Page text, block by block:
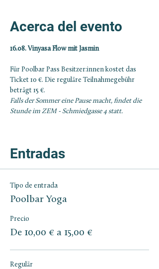
Acerca del evento
16.08. Vinyasa Flow mit Jasmin
Für Poolbar Pass Besitzer:innen kostet das
Ticket 10 €. Die reguläre Teilnahmegebühr
beträgt 15 €.
Falls der Sommer eine Pause macht, findet die
Stunde im ZEM - Schmiedgasse 4 statt.
Entradas
Tipo de entrada
Poolbar Yoga
Precio
De 10,00 € a 15,00 €
Regulär